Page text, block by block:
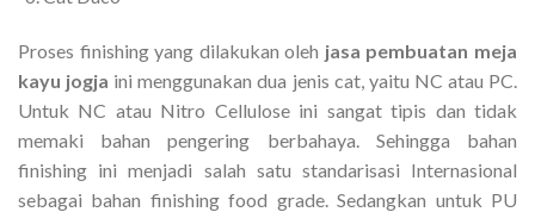
Proses finishing yang dilakukan oleh jasa pembuatan meja
kayu jogja ini menggunakan dua jenis cat, yaitu NC atau PC.
Untuk NC atau Nitro Cellulose ini sangat tipis dan tidak
memaki bahan pengering berbahaya. Sehingga bahan
finishing ini menjadi salah satu standarisasi Internasional
sebagai bahan finishing food grade. Sedangkan untuk PU